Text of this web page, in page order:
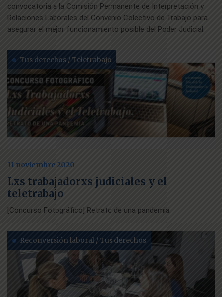
convocatoria a la Comisión Permanente de Interpretación y
Relaciones Laborales del Convenio Colectivo de Trabajo para
asegurar el mejor funcionamiento posible del Poder Judicial.
Tus derechos / Teletrabajo
11 noviembre 2020
Lxs trabajadorxs judiciales y el
teletrabajo
[Concurso Fotográfico] Retrato de una pandemia.
Reconversión laboral / Tus derechos